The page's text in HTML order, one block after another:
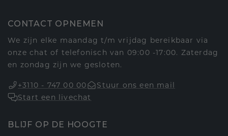
CONTACT OPNEMEN
We zijn elke maandag t/m vrijdag bereikbaar via
onze chat of telefonisch van 09:00 -17:00. Zaterdag
en zondag zijn we gesloten.
+3110 - 747 00 00
Stuur ons een mail
Start een livechat
BLIJF OP DE HOOGTE